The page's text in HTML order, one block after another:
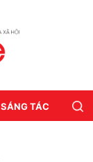
SÁNG TÁC